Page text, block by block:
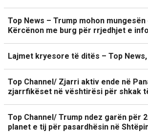
Top News – Trump mohon
Kërcënon me burg për rrjedhjet e
Lajmet kryesore të ditës – Top News,
Top Channel/ Zjarri aktiv ende në
zjarrfikëset në vështirësi për shkak
Top Channel/ Trump ndez garën për
planet e tij për pasardhësin në